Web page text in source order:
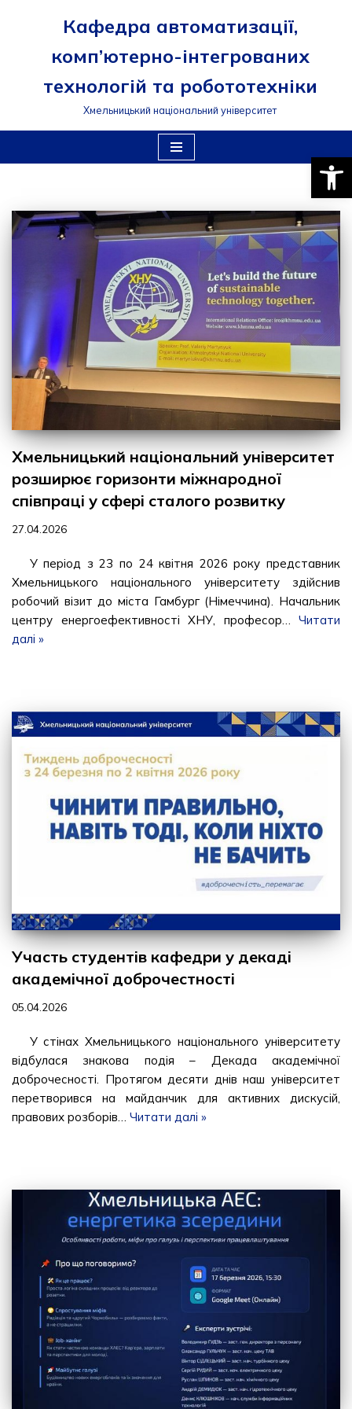
вмісту
Кафедра автоматизації,
комп’ютерно-інтегрованих
технологій та робототехніки
Хмельницький національний університет
Хмельницький національний університет
розширює горизонти міжнародної
співпраці у сфері сталого розвитку
27.04.2026
У період з 23 по 24 квітня 2026 року представник
Хмельницького національного університету здійснив
робочий візит до міста Гамбург (Німеччина). Начальник
центру енергоефективності ХНУ, професор… Читати
далі »
Участь студентів кафедри у декаді
академічної доброчестності
05.04.2026
У стінах Хмельницького національного університету
відбулася знакова подія – Декада академічної
доброчесності. Протягом десяти днів наш університет
перетворився на майданчик для активних дискусій,
правових розборів… Читати далі »